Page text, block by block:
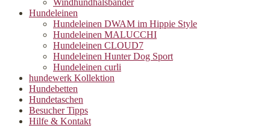
Windhundhalsbänder
Hundeleinen
Hundeleinen DWAM im Hippie Style
Hundeleinen MALUCCHI
Hundeleinen CLOUD7
Hundeleinen Hunter Dog Sport
Hundeleinen curli
hundewerk Kollektion
Hundebetten
Hundetaschen
Besucher Tipps
Hilfe & Kontakt